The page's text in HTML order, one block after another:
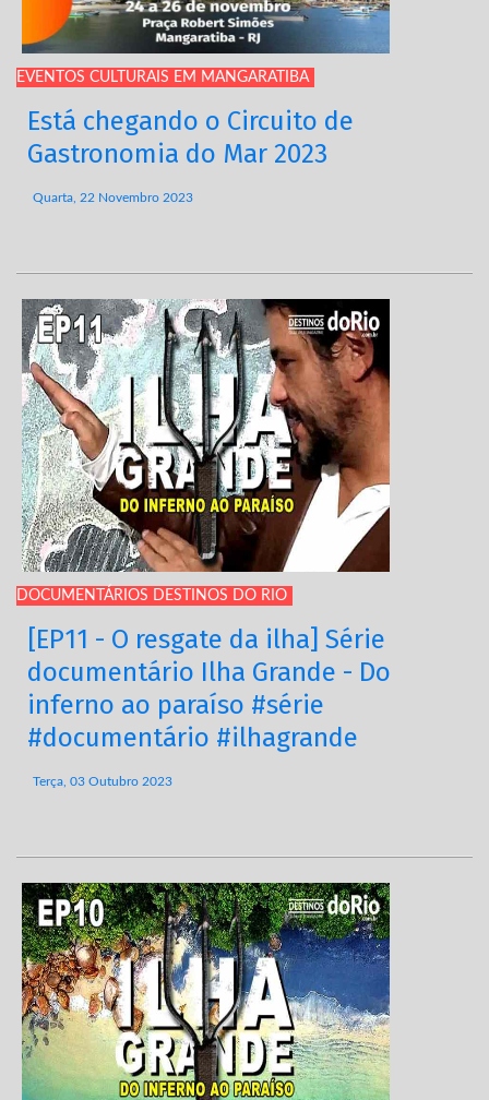
EVENTOS CULTURAIS EM MANGARATIBA
Está chegando o Circuito de
Gastronomia do Mar 2023
Quarta, 22 Novembro 2023
DOCUMENTÁRIOS DESTINOS DO RIO
[EP11 - O resgate da ilha] Série
documentário Ilha Grande - Do
inferno ao paraíso #série
#documentário #ilhagrande
Terça, 03 Outubro 2023